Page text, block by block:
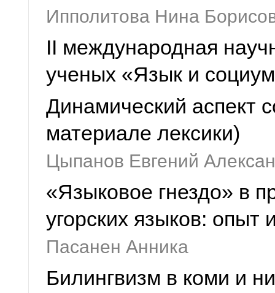
Ипполитова Нина
II международная
ученых «Язык и
Динамический аспект
материале лексики)
Цыпанов Евгений
«Языковое гнездо» в
угорских языков: опыт
Пасанен Анника
Билингвизм в коми и